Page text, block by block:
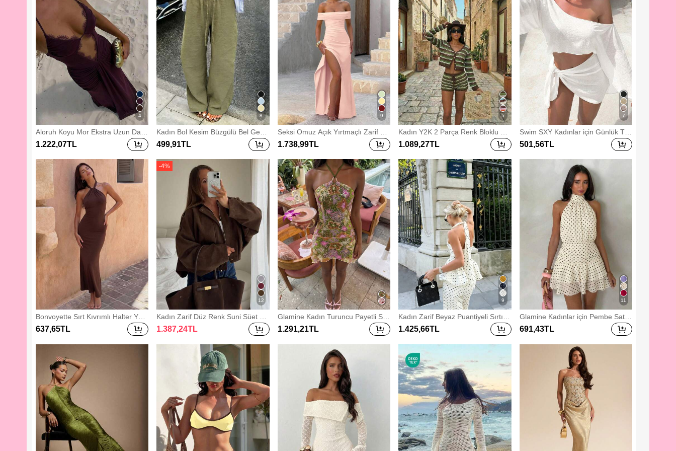
4
Aloruh Koyu Mor Ekstra Uzun Dant
el Yama Detaylı Seksi ve Zarif Parti
Gece Elbisesi
1.222,07TL
8
Kadın Bol Kesim Büzgülü Bel Geniş
Paça Pantolon, Hafif Nefes Alan G
ünlük Pantolon, Asker Yeşili, Yaz B
499,91TL
9
Seksi Omuz Açık Yırtmaçlı Zarif Da
r Kesim Uzun Elbise, Düğün İçin Ek
stra Uzun Gece Elbisesi, Nedime El
har Mezuniyet Elbisesi
1.738,99TL
5
Kadın Y2K 2 Parça Renk Bloklu Çiz
gili Delikli Plaj Üstü & Şort Seti, İlkb
ahar Yaz İçin Günlük Bohem Plaj T
1.089,27TL
7
Swim SXY Kadınlar için Günlük Tati
l Plaj Partisi Şık Düz Renk Omuzsu
z Özel Kumaş 2 Parça Mayo, Yeni
Takımı Kadın Beyaz Plaj Örtüsü Ma
yo Beyaz Plaj Örtüsü Üstü Beyaz 2
Parça Kıyafet Tatil Kıyafetleri Kadın
2 Parça Takım İki Parça Beyaz Takı
m Kadın Omuz Örtüsü Elbise Bikini
Takımı Plaj Örtüsü Kadın Plaj Örtüs
ü Mayo Üstü Plaj Örtüsü Kadın Yaz
lık Kıyafetler 2 Parça Beyaz Crop T
op Bağlamalı Etek Omuzsuz Üst Mi
ni Etek Kadın Kıyafeti
501,56TL
Bonvoyette Sırt Kıvrımlı Halter Yak
a Midi Elbise, Kadınlar İçin Seksi Sı
rtı Açık Kolsuz Halter Dar Kesim Uz
ce Kulübü Kombini, Randevu Gece
637,65TL
12
-4%
Kadın Zarif Düz Renk Suni Süet Bo
mber Ceket, Sonbahar Hafif Temel
Günlük Okula Dönüş Ofis, Sessiz L
1.387,24TL
Glamine Kadın Turuncu Payetli Sek
si Tatil ve Parti Elbisesi, Kolsuz Mini
Boy, Halter Yaka, Asimetrik Etek Uc
1.291,21TL
9
Kadın Zarif Beyaz Puantiyeli Sırtı A
çık Askılı İki Parça Yaz Seti, Moda
Stili, Tatil Şıklığı
1.425,66TL
11
Glamine Kadınlar için Pembe Sate
n Şifon Askılı Sırtı Açık Mini Elbise,
Seksi Bel Detaylı Çift Fırfırlı Etek U
ti, Romantik Buluşma, Mezuniyet T
öreni ve Diğer Etkinlikler İçin Uygun
Zarif Yazlık Kıyafet
691,43TL